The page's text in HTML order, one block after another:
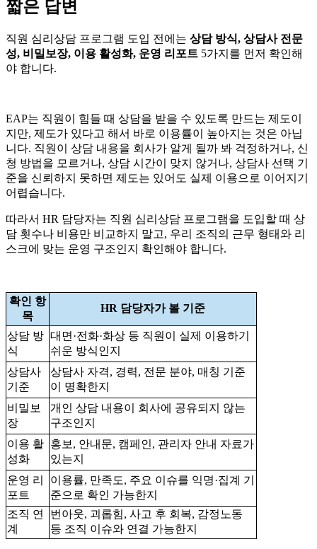
짧은 답변
직원 심리상담 프로그램 도입 전에는 상담 방식, 상담사 전문
성, 비밀보장, 이용 활성화, 운영 리포트 5가지를 먼저 확인해
야 합니다.
EAP는 직원이 힘들 때 상담을 받을 수 있도록 만드는 제도이
지만, 제도가 있다고 해서 바로 이용률이 높아지는 것은 아닙
니다. 직원이 상담 내용을 회사가 알게 될까 봐 걱정하거나, 신
청 방법을 모르거나, 상담 시간이 맞지 않거나, 상담사 선택 기
준을 신뢰하지 못하면 제도는 있어도 실제 이용으로 이어지기
어렵습니다.
따라서 HR 담당자는 직원 심리상담 프로그램을 도입할 때 상
담 횟수나 비용만 비교하지 말고, 우리 조직의 근무 형태와 리
스크에 맞는 운영 구조인지 확인해야 합니다.
확인 항
목
HR 담당자가 볼 기준
상담 방
식
대면·전화·화상 등 직원이 실제 이용하기
쉬운 방식인지
상담사
기준
상담사 자격, 경력, 전문 분야, 매칭 기준
이 명확한지
비밀보
장
개인 상담 내용이 회사에 공유되지 않는
구조인지
이용 활
성화
홍보, 안내문, 캠페인, 관리자 안내 자료가
있는지
운영 리
포트
이용률, 만족도, 주요 이슈를 익명·집계 기
준으로 확인 가능한지
조직 연
계
번아웃, 괴롭힘, 사고 후 회복, 감정노동
등 조직 이슈와 연결 가능한지